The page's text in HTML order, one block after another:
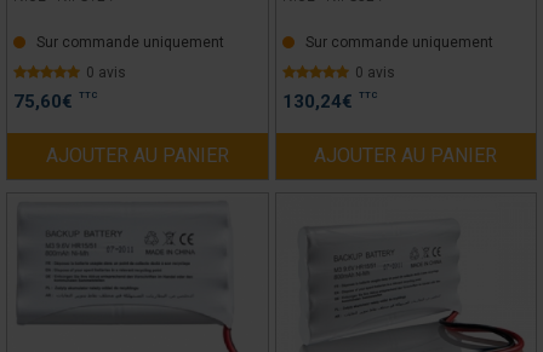
Sur commande uniquement
0 avis
75,60€ TTC
AJOUTER AU PANIER
Sur commande uniquement
0 avis
130,24€ TTC
AJOUTER AU PANIER